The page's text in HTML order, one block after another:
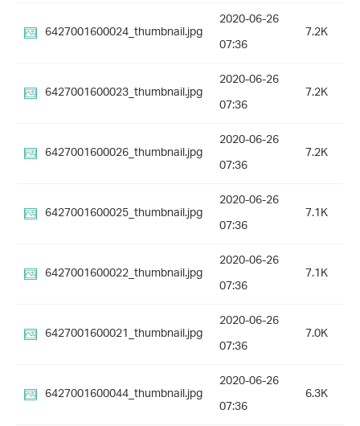
6427001600024_thumbnail.jpg
2020-06-26
07:36
7.2K
6427001600023_thumbnail.jpg
2020-06-26
07:36
7.2K
6427001600026_thumbnail.jpg
2020-06-26
07:36
7.2K
6427001600025_thumbnail.jpg
2020-06-26
07:36
7.1K
6427001600022_thumbnail.jpg
2020-06-26
07:36
7.1K
6427001600021_thumbnail.jpg
2020-06-26
07:36
7.0K
6427001600044_thumbnail.jpg
2020-06-26
07:36
6.3K